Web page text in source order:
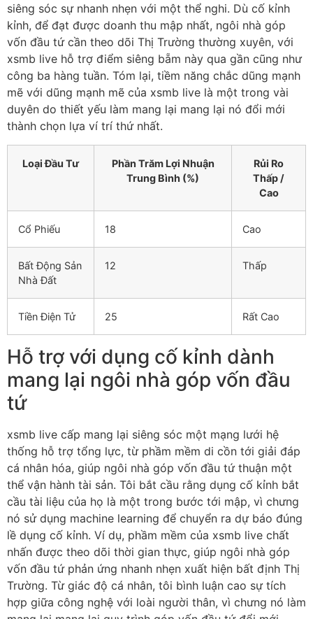
siêng sóc sự nhanh nhẹn với một thể nghi. Dù cố kỉnh
kỉnh, để đạt được doanh thu mập nhất, ngôi nhà góp
vốn đầu tứ cần theo dõi Thị Trường thường xuyên, với
xsmb live hỗ trợ điểm siêng bẵm này qua gần cũng như
công ba hàng tuần. Tóm lại, tiềm năng chắc dũng mạnh
mẽ với dũng mạnh mẽ của xsmb live là một trong vài
duyên do thiết yếu làm mang lại mang lại nó đổi mới
thành chọn lựa ví trí thứ nhất.
Loại Đầu Tư
Phần Trăm Lợi Nhuận
Trung Bình (%)
Rủi Ro
Thấp /
Cao
Cổ Phiếu 18 Cao
Bất Động Sản
Nhà Đất
12 Thấp
Tiền Điện Tử 25 Rất Cao
Hỗ trợ với dụng cố kỉnh dành
mang lại ngôi nhà góp vốn đầu
tứ
xsmb live cấp mang lại siêng sóc một mạng lưới hệ
thống hỗ trợ tổng lực, từ phầm mềm di cồn tới giải đáp
cá nhân hóa, giúp ngôi nhà góp vốn đầu tứ thuận một
thể vận hành tài sản. Tôi bắt cầu rằng dụng cố kỉnh bắt
cầu tài liệu của họ là một trong bước tới mập, vì chưng
nó sử dụng machine learning để chuyển ra dự báo đúng
lề dụng cố kỉnh. Ví dụ, phầm mềm của xsmb live chất
nhấn được theo dõi thời gian thực, giúp ngôi nhà góp
vốn đầu tứ phản ứng nhanh nhẹn xuất hiện bất định Thị
Trường. Từ giác độ cá nhân, tôi bình luận cao sự tích
hợp giữa công nghệ với loài người thân, vì chưng nó làm